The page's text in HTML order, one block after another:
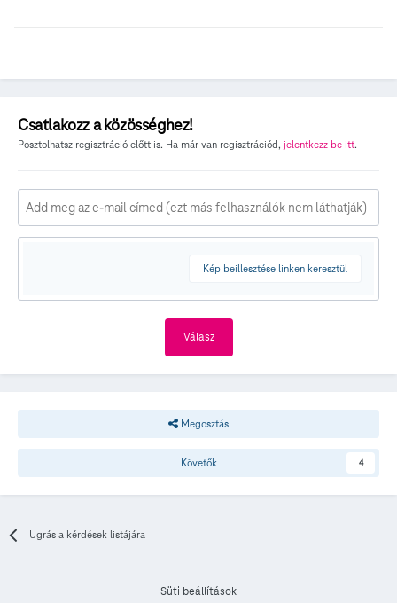
Csatlakozz a közösséghez!
Posztolhatsz regisztráció előtt is. Ha már van regisztrációd, jelentkezz be itt.
Kép beillesztése linken keresztül
Válasz
Megosztás
Követők 4
Ugrás a kérdések listájára
Süti beállítások